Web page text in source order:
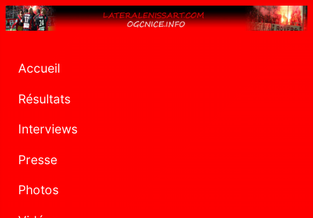
Accueil
Résultats
Interviews
Presse
Photos